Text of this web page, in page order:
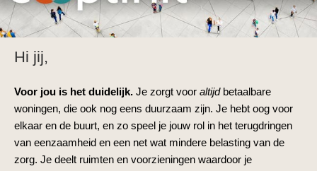
Hi jij,
Voor jou is het duidelijk. Je zorgt voor altijdbetaalbare
woningen, die ook nog eens duurzaam zijn. Je hebt oog voor
elkaar en de buurt, en zo speel je jouw rol in het terugdringen
van eenzaamheid en een net wat mindere belasting van de
zorg. Je deelt ruimten en voorzieningen waardoor je